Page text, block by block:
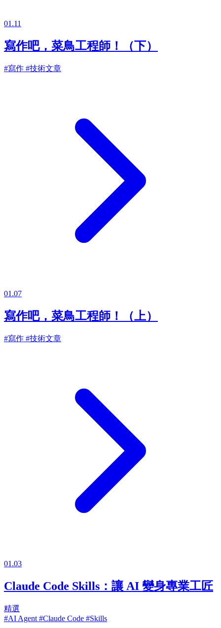
01.11
寫作吧，菜鳥工程師！（下）
#寫作 #技術文章
01.07
寫作吧，菜鳥工程師！（上）
#寫作 #技術文章
01.03
Claude Code Skills：讓 AI 變身專業工匠
精選
#AI Agent #Claude Code #Skills